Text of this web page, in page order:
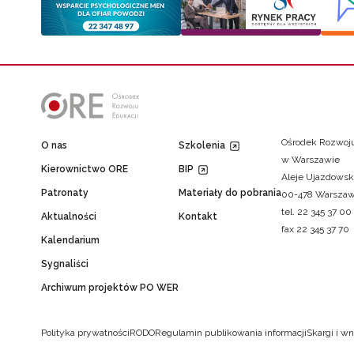
O nas
Kierownictwo ORE
Patronaty
Aktualności
Kalendarium
Sygnaliści
Archiwum projektów PO WER
Szkolenia
BIP
Materiały do pobrania
Kontakt
Ośrodek
w Warszawie
Aleje
00-478
tel. 22 345 37 00
fax 22 345 37 70
Polityka prywatnościRODORegulamin publikowania informacjiSkargi i